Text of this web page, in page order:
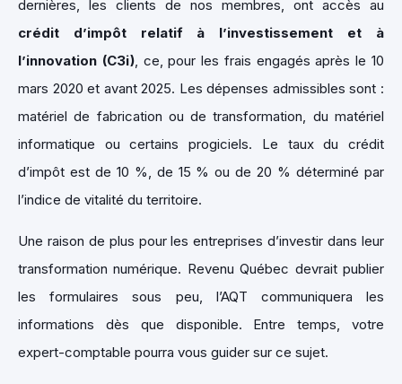
dernières, les clients de nos membres, ont accès au
crédit d’impôt relatif à l’investissement et à
l’innovation (C3i), ce, pour les frais engagés après le 10
mars 2020 et avant 2025. Les dépenses admissibles sont :
matériel de fabrication ou de transformation, du matériel
informatique ou certains progiciels. Le taux du crédit
d’impôt est de 10 %, de 15 % ou de 20 % déterminé par
l’indice de vitalité du territoire.
Une raison de plus pour les entreprises d’investir dans leur
transformation numérique. Revenu Québec devrait publier
les formulaires sous peu, l’AQT communiquera les
informations dès que disponible. Entre temps, votre
expert-comptable pourra vous guider sur ce sujet.